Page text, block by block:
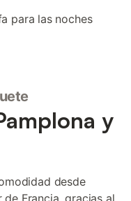
para las noches
y
desde
Francia, gracias al